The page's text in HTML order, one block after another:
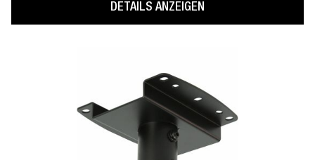
DETAILS ANZEIGEN